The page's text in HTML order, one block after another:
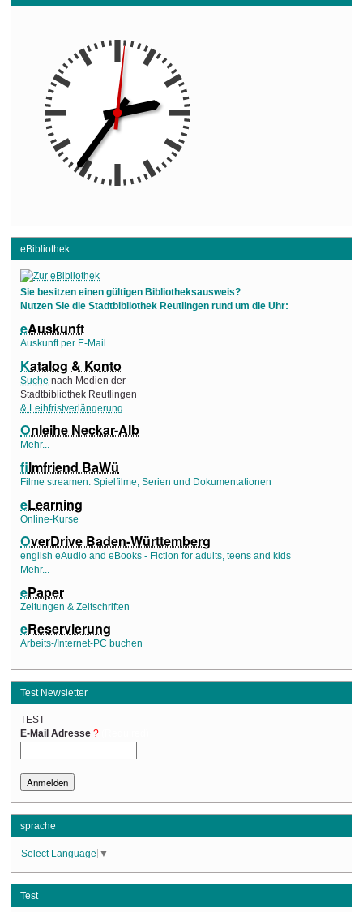
eBibliothek
Sie besitzen einen gültigen Bibliotheksausweis?
Nutzen Sie die Stadtbibliothek Reutlingen rund um die Uhr:
eAuskunft
Auskunft per E-Mail
Katalog & Konto
Suche nach Medien der
Stadtbibliothek Reutlingen
& Leihfristverlängerung
Onleihe Neckar-Alb
Mehr...
filmfriend BaWü
Filme streamen: Spielfilme, Serien und Dokumentationen
eLearning
Online-Kurse
OverDrive Baden-Württemberg
english eAudio and eBooks - Fiction for adults, teens and kids
Mehr...
ePaper
Zeitungen & Zeitschriften
eReservierung
Arbeits-/Internet-PC buchen
Test Newsletter
TEST
E-Mail Adresse
sprache
Select Language ▼
Test